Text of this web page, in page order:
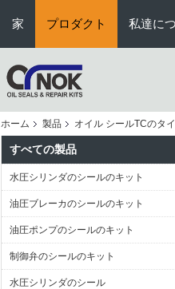
家 プロダクト 私達に
ホーム 製品 オイル シールTCのタ
すべての製品
水圧シリンダのシールのキット
油圧ブレーカのシールのキット
油圧ポンプのシールのキット
制御弁のシールのキット
水圧シリンダのシール